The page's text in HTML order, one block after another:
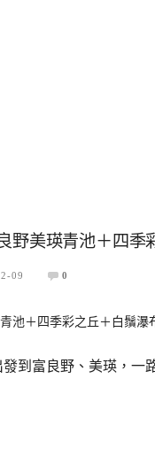
野美瑛青池＋四季
09 0
到富良野、美瑛，